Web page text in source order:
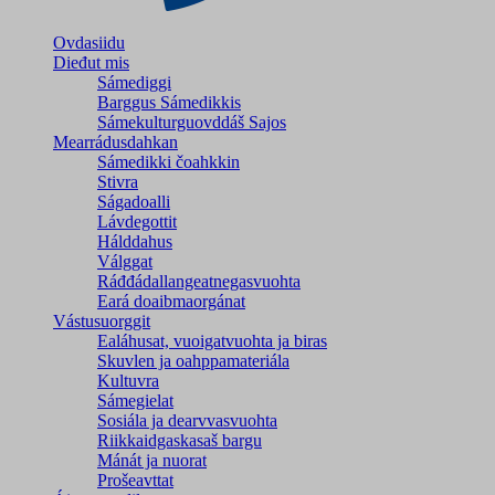
Ovdasiidu
Dieđut mis
Sámediggi
Barggus Sámedikkis
Sámekulturguovddáš Sajos
Mearrádusdahkan
Sámedikki čoahkkin
Stivra
Ságadoalli
Lávdegottit
Hálddahus
Válggat
Ráđđádallangeatnegas­vuohta
Eará doaibmaorgánat
Vástusuorggit
Ealáhusat, vuoigatvuohta ja biras
Skuvlen ja oahppamateriála
Kultuvra
Sámegielat
Sosiála ja dearvvasvuohta
Riikkaidgaskasaš bargu
Mánát ja nuorat
Prošeavttat